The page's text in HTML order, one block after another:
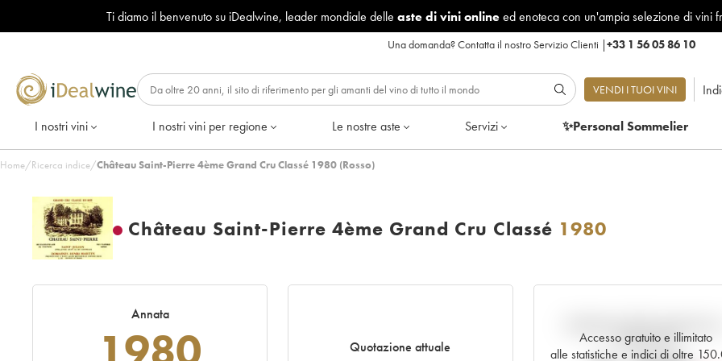
Ti diamo il benvenuto su iDealwine, leader mondiale delle aste di vini onlineed enoteca con un'ampia selezione di vini
Una domanda?Contatta il nostro Servizio Clienti |+33 1 56 05 86 10
VENDI I TUOI VINI
I nostri vini I nostri vini per regione Le nostre aste Servizi ✨Personal Sommelier
Home/Ricerca indice/Château Saint-Pierre 4ème Grand Cru Classé 1980 (Rosso)
Château Saint-Pierre 4ème Grand Cru Classé 1980
Annata
Quotazione attuale
Accesso gratuito e illimitato
alle statistiche e indici di oltre
tempo reale